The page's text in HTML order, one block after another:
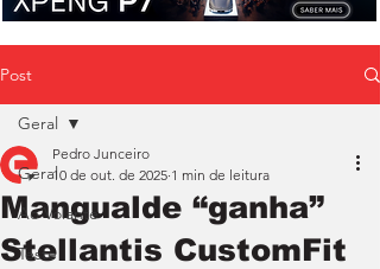
Post
Geral
Ao Volante
Teste
Geral
Mangualde “ganha”
Stellantis CustomFit
Pedro Junceiro
10 de out. de 2025 1 min de leitura